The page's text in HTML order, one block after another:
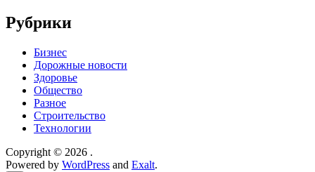
Рубрики
Бизнес
Дорожные новости
Здоровье
Общество
Разное
Строительство
Технологии
Copyright © 2026 .
Powered by WordPress and Exalt.